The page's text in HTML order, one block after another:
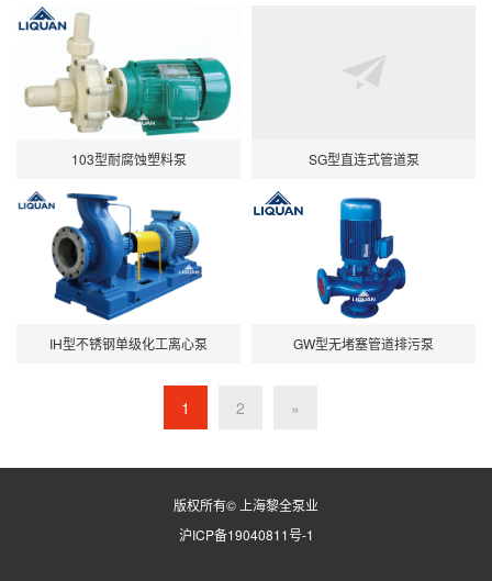
103型耐腐蚀塑料泵 SG型直连式管道泵
IH型不锈钢单级化工离心泵 GW型无堵塞管道排污泵
1 2 »
版权所有© 上海黎全泵业
沪ICP备19040811号-1